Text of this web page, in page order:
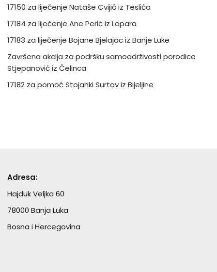
17150 za liječenje Nataše Cvijić iz Teslića
17184 za liječenje Ane Perić iz Lopara
17183 za liječenje Bojane Bjelajac iz Banje Luke
Završena akcija za podršku samoodrživosti porodice
Stjepanović iz Čelinca
17182 za pomoć Stojanki Surtov iz Bijeljine
Adresa:
Hajduk Veljka 60
78000 Banja Luka
Bosna i Hercegovina